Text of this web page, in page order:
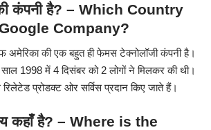
कंपनी है? – Which Country
Company?
की एक बहुत ही फेमस टेक्नोलॉजी कंपनी है।
1998 में 4 दिसंबर को 2 लोगों ने मिलकर की थी।
प्रोडक्ट ओर सर्विस प्रदान किए जाते हैं।
कहाँ है? – Where is the